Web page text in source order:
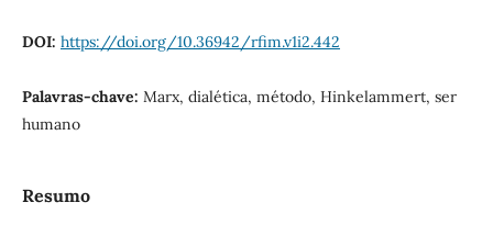
DOI: https://doi.org/10.36942/rfim.v1i2.442
Palavras-chave: Marx, dialética, método, Hinkelammert, ser
humano
Resumo